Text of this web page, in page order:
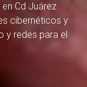
Cd Juárez
cibernéticos y
y redes para el